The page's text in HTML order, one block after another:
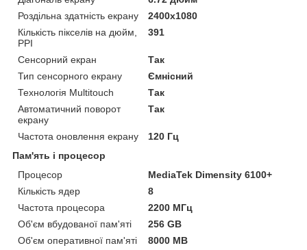
Роздільна здатність екрану
2400x1080
Кількість пікселів на дюйм,
PPI
391
Сенсорний екран
Так
Тип сенсорного екрану
Ємнісний
Технологія Multitouch
Так
Автоматичний поворот
екрану
Так
Частота оновлення екрану
120 Гц
Пам'ять і процесор
Процесор
MediaTek Dimensity 6100+
Кількість ядер
8
Частота процесора
2200 МГц
Об'єм вбудованої пам'яті
256 GB
Об'єм оперативної пам'яті
8000 MB